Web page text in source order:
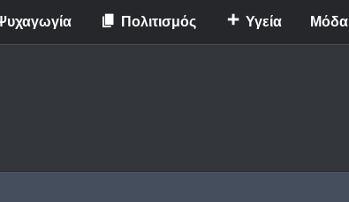
Πολιτισμός Υγεία Μόδα